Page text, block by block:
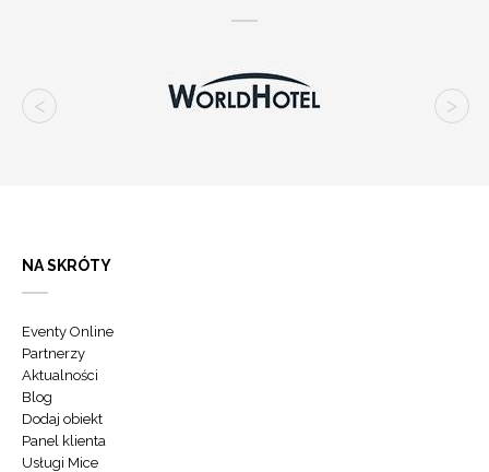
NA SKRÓTY
Eventy Online
Partnerzy
Aktualności
Blog
Dodaj obiekt
Panel klienta
Usługi Mice